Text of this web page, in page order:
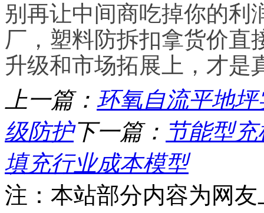
别再让中间商吃掉你的利
厂，塑料防拆扣拿货价直
升级和市场拓展上，才是
上一篇： 环氧自流平地
级防护下一篇： 节能型
填充行业成本模型
注：本站部分内容为网